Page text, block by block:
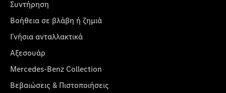
Συντήρηση
Βοήθεια σε βλάβη ή ζημιά
Γνήσια ανταλλακτικά
Αξεσουάρ
Mercedes-Benz Collection
Βεβαιώσεις & Πιστοποιήσεις